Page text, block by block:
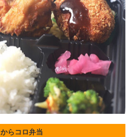
からコロ弁当